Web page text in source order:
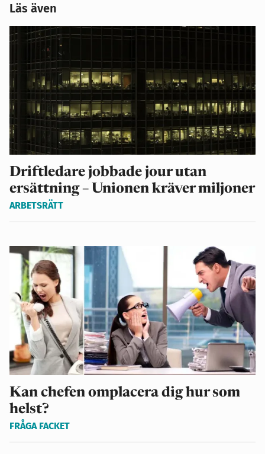
Läs även
Driftledare jobbade jour utan
ersättning – Unionen kräver miljoner
ARBETSRÄTT
Kan chefen omplacera dig hur som
helst?
FRÅGA FACKET